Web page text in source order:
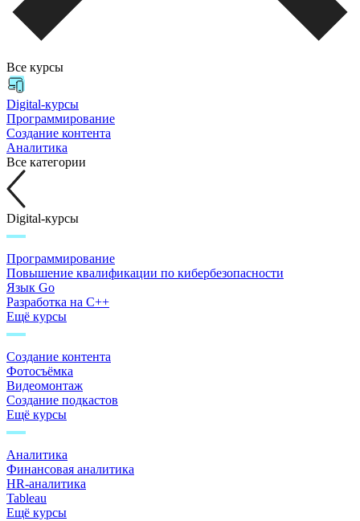
Все курсы
Digital-курсы
Программирование
Создание контента
Аналитика
Все категории
Digital-курсы
Программирование
Повышение квалификации по кибербезопасности
Язык Go
Разработка на C++
Ещё курсы
Создание контента
Фотосъёмка
Видеомонтаж
Создание подкастов
Ещё курсы
Аналитика
Финансовая аналитика
HR-аналитика
Tableau
Ещё курсы